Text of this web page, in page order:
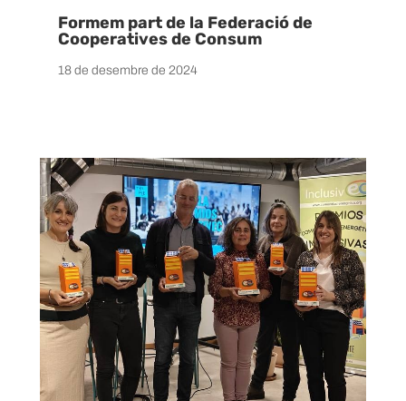
Formem part de la Federació de
Cooperatives de Consum
18 de desembre de 2024